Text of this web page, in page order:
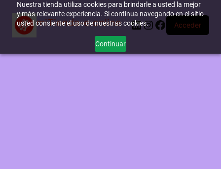
Nuestra tienda utiliza cookies para brindarle a usted la mejor
y más relevante experiencia. Si continua navegando en el sitio
usted consiente el uso de nuestras cookies.
Continuar
miTienda-e.online LinkedIn
Instagram
Facebook
Acceder